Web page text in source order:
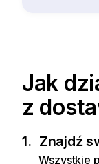
Jak
z
1. Znajdź
Wszystkie